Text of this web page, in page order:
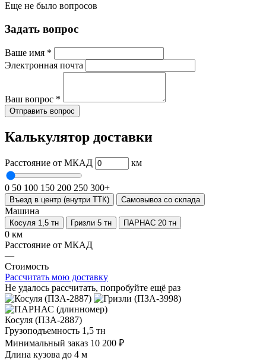
Еще не было вопросов
Задать вопрос
Ваше имя *
Электронная почта
Ваш вопрос *
Отправить вопрос
Калькулятор доставки
Расстояние от МКАД км
0 50 100 150 200 250 300+
Въезд в центр (внутри ТТК) Самовывоз со склада
Машина
Косуля 1,5 тн Гризли 5 тн ПАРНАС 20 тн
0 км
Расстояние от МКАД
—
Стоимость
Рассчитать мою доставку
Не удалось рассчитать, попробуйте ещё раз
Косуля (ПЗА-2887)
Грузоподъемность 1,5 тн
Минимальный заказ 10 200 ₽
Длина кузова до 4 м